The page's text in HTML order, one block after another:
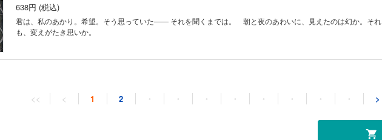
638円 (税込)
君は、私のあかり。希望。そう思っていた―― それを聞くまでは。 朝と夜のあわいに、見えたのは幻か。それ
も、変えがたき思いか。
とつくにの少女 11巻
638円 (税込)
<< < 1 2 ・ ・ ・ ・ ・ ・ ・ ・ >